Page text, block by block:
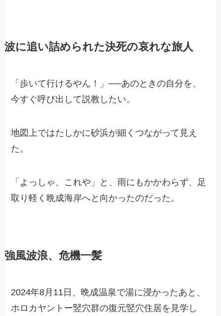
波に追い詰められた決死の哀れな旅人
「歩いて行けるやん！」──あのときの自分を、
今すぐ呼び出して説教したい。
地図上ではたしかに砂浜が細くつながって見え
た。
「よっしゃ、これや」と、雨にもかかわらず、足
取り軽く晩成海岸へと向かったのだった。
強風波浪、危機一髪
2024年8月11日、晩成温泉で湯に浸かったあと、
ホロカヤントー竪穴群の復元竪穴住居を見学し